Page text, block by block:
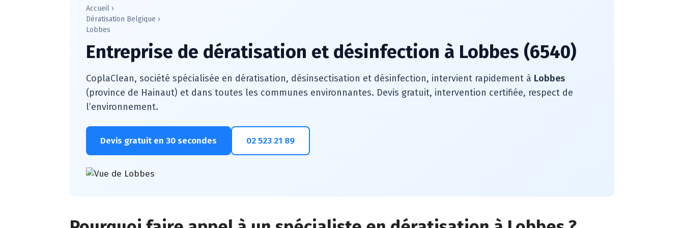
Accueil ›
Dératisation Belgique ›
Lobbes
Entreprise de dératisation et désinfection à Lobbes (6540)
CoplaClean, société spécialisée en dératisation, désinsectisation et désinfection, intervient rapidement à Lobbes
(province de Hainaut) et dans toutes les communes environnantes. Devis gratuit, intervention certifiée, respect de
l’environnement.
Devis gratuit en 30 secondes 02 523 21 89